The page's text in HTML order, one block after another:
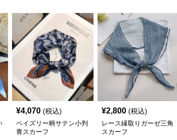
¥4,070 (税込)
ペイズリー柄サテン小判
青スカーフ
¥2,800 (税込)
レース縁取りガーゼ三角
スカーフ